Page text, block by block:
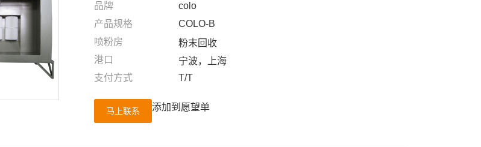
品牌
colo
产品规格
COLO-B
喷粉房
粉末回收
港口
宁波，上海
支付方式
T/T
马上联系 添加到愿望单